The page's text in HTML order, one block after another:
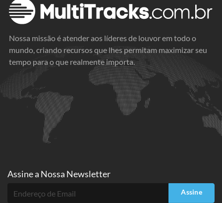
Nossa missão é atender aos líderes de louvor em todo o
mundo, criando recursos que lhes permitam maximizar seu
tempo para o que realmente importa.
Assine a Nossa Newsletter
Assine